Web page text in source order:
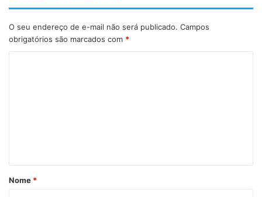
O seu endereço de e-mail não será publicado. Campos
obrigatórios são marcados com *
á
r
Nome *